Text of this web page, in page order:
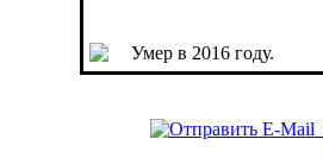
Умер в 2016 году.